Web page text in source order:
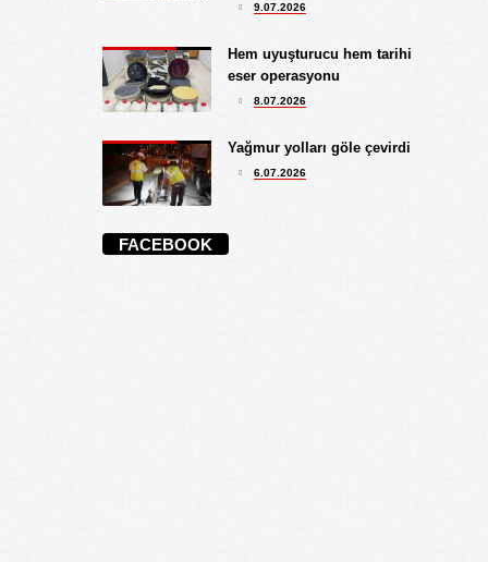
9.07.2026
Hem uyuşturucu hem tarihi
eser operasyonu
8.07.2026
Yağmur yolları göle çevirdi
6.07.2026
FACEBOOK